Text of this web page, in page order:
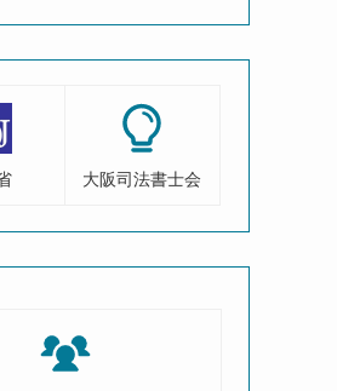
大阪司法書士会